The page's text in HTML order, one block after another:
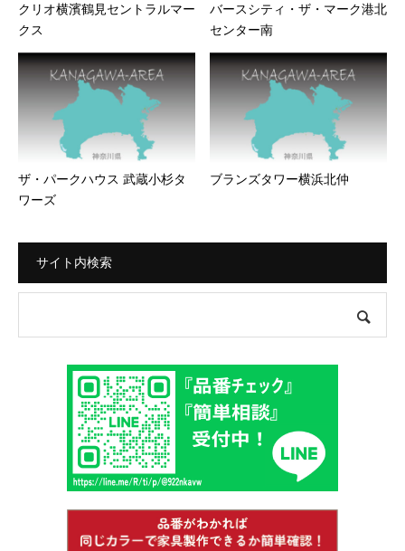
クリオ横濱鶴見セントラルマー
クス
バースシティ・ザ・マーク港北
センター南
ザ・パークハウス 武蔵小杉タ
ワーズ
ブランズタワー横浜北仲
サイト内検索